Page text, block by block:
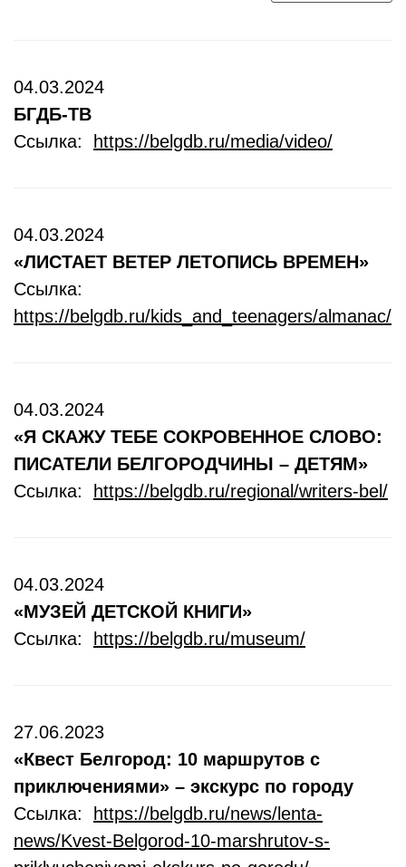
04.03.2024
БГДБ-ТВ
Ссылка:
https://belgdb.ru/media/video/
04.03.2024
«ЛИСТАЕТ ВЕТЕР ЛЕТОПИСЬ ВРЕМЕН»
Ссылка:
https://belgdb.ru/kids_and_teenagers/almanac/
04.03.2024
«Я СКАЖУ ТЕБЕ СОКРОВЕННОЕ СЛОВО:
ПИСАТЕЛИ БЕЛГОРОДЧИНЫ – ДЕТЯМ»
Ссылка:
https://belgdb.ru/regional/writers-bel/
04.03.2024
«МУЗЕЙ ДЕТСКОЙ КНИГИ»
Ссылка:
https://belgdb.ru/museum/
27.06.2023
«Квест Белгород: 10 маршрутов с
приключениями» – экскурс по городу
Ссылка:
https://belgdb.ru/news/lenta-
news/Kvest-Belgorod-10-marshrutov-s-